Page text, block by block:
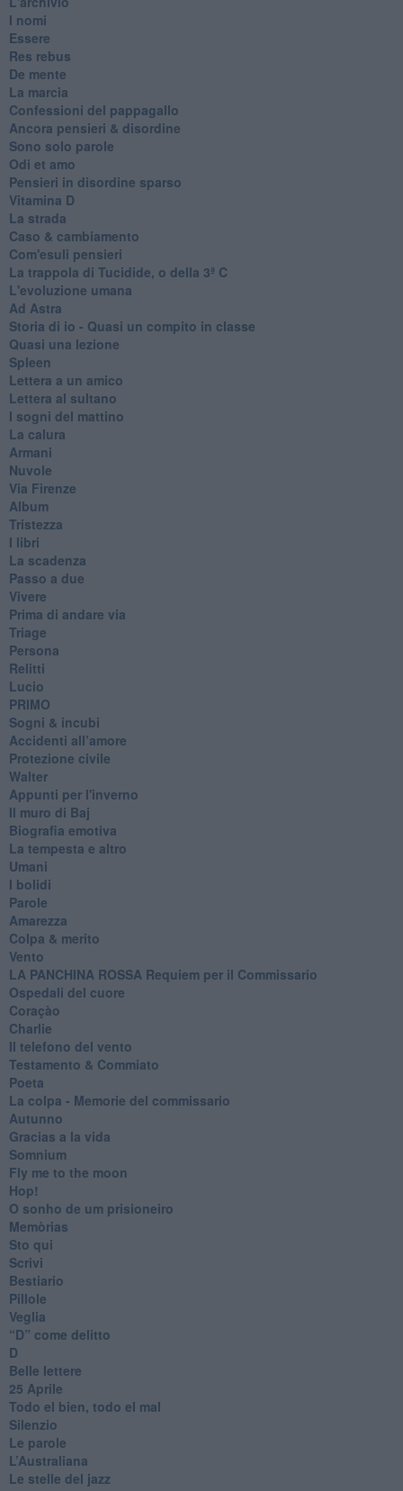
I nomi
Essere
Res rebus
De mente
La marcia
Confessioni del pappagallo
Ancora pensieri & disordine
Sono solo parole
Odi et amo
Pensieri in disordine sparso
Vitamina D
La strada
Caso & cambiamento
Com'esuli pensieri
La trappola di Tucidide, o della 3ª C
L'evoluzione umana
Ad Astra
Storia di io - Quasi un compito in classe
Quasi una lezione
Spleen
Lettera a un amico
Lettera al sultano
I sogni del mattino
La calura
Armani
Nuvole
Via Firenze
Album
Tristezza
I libri
La scadenza
Passo a due
Vivere
Prima di andare via
Triage
Persona
Relitti
Lucio
PRIMO
Sogni & incubi
Accidenti all’amore
Protezione civile
Walter
Appunti per l'inverno
Il muro di Baj
Biografia emotiva
La tempesta e altro
Umani
I bolidi
Parole
Amarezza
Colpa & merito
Vento
​LA PANCHINA ROSSA Requiem per il Commissario
Ospedali del cuore
Coraçào
Charlie
Il telefono del vento
Testamento & Commiato
Poeta
​La colpa - Memorie del commissario
Autunno
Gracias a la vida
Somnium
Fly me to the moon
Hop!
O sonho de um prisioneiro
Memòrias
Sto qui
Scrivi
Bestiario
Pillole
Veglia
​“D” come delitto
D
Belle lettere
25 Aprile
Todo el bien, todo el mal
Silenzio
Le parole
​L’Australiana
Le stelle del jazz